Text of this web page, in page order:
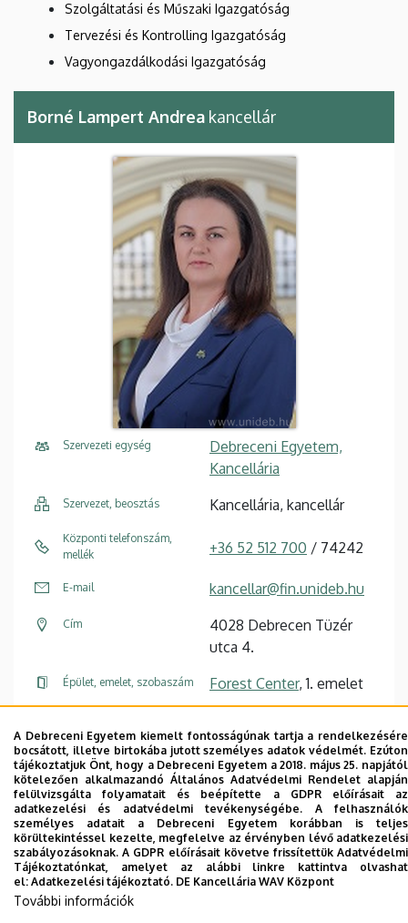
Szolgáltatási és Műszaki Igazgatóság
Tervezési és Kontrolling Igazgatóság
Vagyongazdálkodási Igazgatóság
Borné Lampert Andrea kancellár
Szervezeti egység
Debreceni Egyetem,
Kancellária
Szervezet, beosztás Kancellária, kancellár
Központi telefonszám,
mellék
+36 52 512 700 / 74242
E-mail kancellar@fin.unideb.hu
Cím
4028 Debrecen Tüzér
utca 4.
Épület, emelet, szobaszám Forest Center, 1. emelet
Weboldal
Dolgozói adatmódosítás igénylése a DE
telefonkönyvében|Külső személyek rögzítése a
DE telefonkönyvében|Súgó|Hibabejelentés
A Debreceni Egyetem kiemelt fontosságúnak tartja a rendelkezésére
bocsátott, illetve birtokába jutott személyes adatok védelmét. Ezúton
tájékoztatjuk Önt, hogy a Debreceni Egyetem a 2018. május 25. napjától
kötelezően alkalmazandó Általános Adatvédelmi Rendelet alapján
felülvizsgálta folyamatait és beépítette a GDPR előírásait az
adatkezelési és adatvédelmi tevékenységébe. A felhasználók
személyes adatait a Debreceni Egyetem korábban is teljes
körültekintéssel kezelte, megfelelve az érvényben lévő adatkezelési
szabályozásoknak. A GDPR előírásait követve frissítettük Adatvédelmi
Tájékoztatónkat, amelyet az alábbi linkre kattintva olvashat
el: Adatkezelési tájékoztató. DE Kancellária WAV Központ
További információk